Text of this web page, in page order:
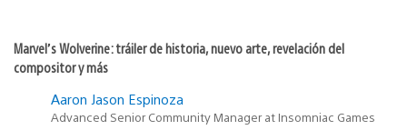
Marvel’s Wolverine: tráiler de historia, nuevo arte, revelación del
compositor y más
Aaron Jason Espinoza
Advanced Senior Community Manager at Insomniac Games